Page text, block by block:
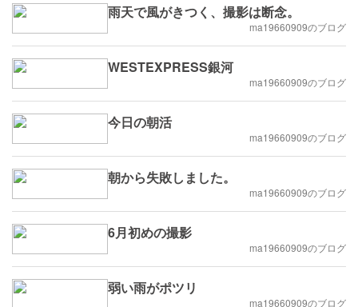
雨天で風がきつく、撮影は断念。
ma19660909のブログ
WESTEXPRESS銀河
ma19660909のブログ
今日の朝活
ma19660909のブログ
朝から失敗しました。
ma19660909のブログ
6月初めの撮影
ma19660909のブログ
弱い雨がポツリ
ma19660909のブログ